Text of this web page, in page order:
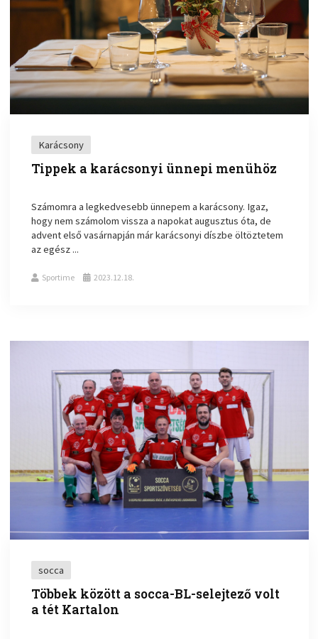
Karácsony
Tippek a karácsonyi ünnepi menühöz
Számomra a legkedvesebb ünnepem a karácsony. Igaz,
hogy nem számolom vissza a napokat augusztus óta, de
advent első vasárnapján már karácsonyi díszbe öltöztetem
az egész ...
Sportime 2023.12.18.
socca
Többek között a socca-BL-selejtező volt
a tét Kartalon